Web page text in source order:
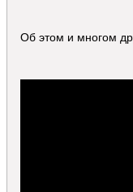
Об этом и многом